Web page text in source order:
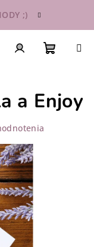
;)
košík
a Enjoy